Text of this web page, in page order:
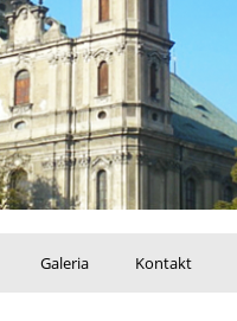
Galeria Kontakt